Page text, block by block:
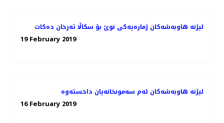
لیژنه‌ هاوبه‌شه‌كان ژماره‌یه‌كی نوێ بۆ سكاڵا ته‌رخان ده‌كات
19 February 2019
16 February 2019